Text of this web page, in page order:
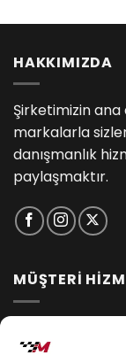
HAKKIMIZDA
Şirketimizin ana
markalarla
danışmanlık
paylaşmaktır.
MÜŞTERİ